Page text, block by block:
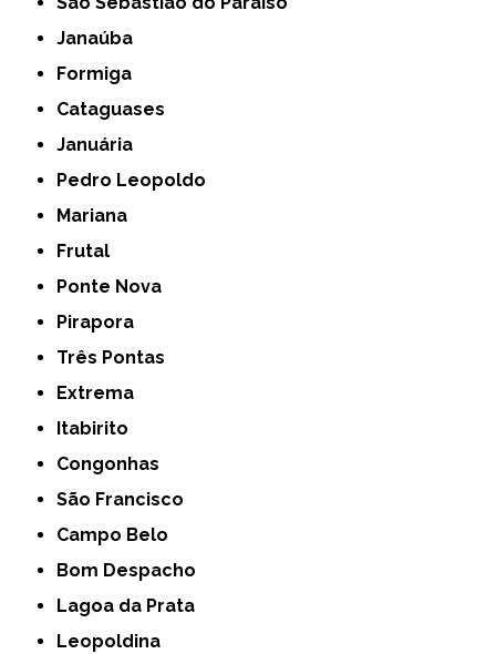
Janaúba
Formiga
Cataguases
Januária
Pedro Leopoldo
Mariana
Frutal
Ponte Nova
Pirapora
Três Pontas
Extrema
Itabirito
Congonhas
São Francisco
Campo Belo
Bom Despacho
Lagoa da Prata
Leopoldina